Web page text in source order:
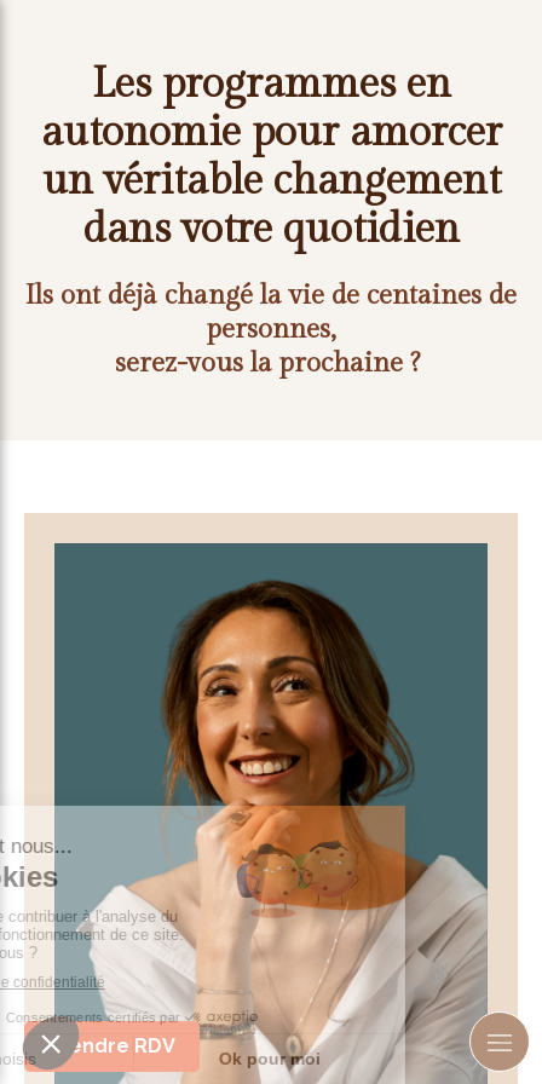
Prendre RDV
Les programmes en
autonomie pour amorcer
un véritable changement
dans votre quotidien
Ils ont déjà changé la vie de centaines de
personnes,
serez-vous la prochaine ?